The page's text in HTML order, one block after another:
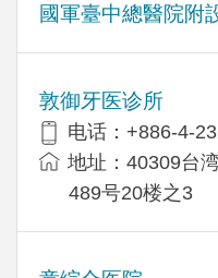
國軍臺中總醫院附
敦御牙医诊所
电话：+886-4-
地址：40309台
489号20楼之3